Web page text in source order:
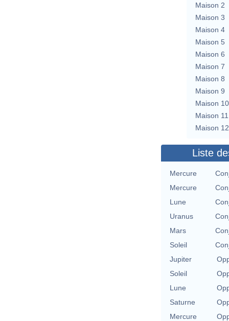
Maison 2
Maison 3
Maison 4
Maison 5
Maison 6
Maison 7
Maison 8
Maison 9
Maison 10
Maison 11
Maison 12
Liste
Mercure
Mercure
Lune
Uranus
Mars
Soleil
Jupiter
Soleil
Lune
Saturne
Mercure